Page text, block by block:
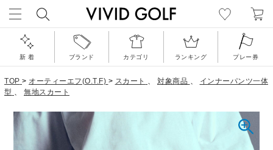
新 着 ブランド カテゴリ ランキング プレー券
TOP > オーティーエフ(O.T.F) > スカート 、 対象商品 、
インナーパンツ一体
型 、 無地スカート